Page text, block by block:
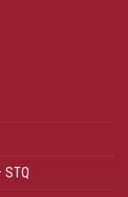
STQ